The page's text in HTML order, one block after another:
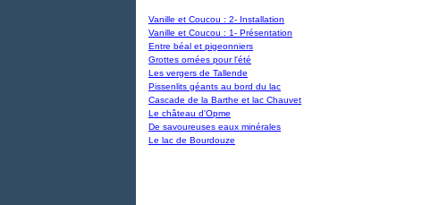
Vanille et Coucou : 2- Installation
Vanille et Coucou : 1- Présentation
Entre béal et pigeonniers
Grottes ornées pour l'été
Les vergers de Tallende
Pissenlits géants au bord du lac
Cascade de la Barthe et lac Chauvet
Le château d'Opme
De savoureuses eaux minérales
Le lac de Bourdouze